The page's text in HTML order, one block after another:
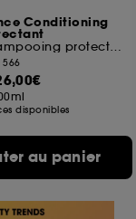
Conditioning
Après-shampooing protecteur de chaleur
566
disponibles
au panier